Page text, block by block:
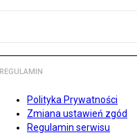
REGULAMIN
Polityka Prywatności
Zmiana ustawień zgód
Regulamin serwisu